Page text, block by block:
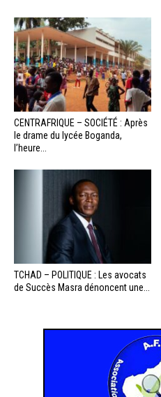
CENTRAFRIQUE – SOCIÉTÉ : Après
le drame du lycée Boganda,
l’heure...
TCHAD – POLITIQUE : Les avocats
de Succès Masra dénoncent une...